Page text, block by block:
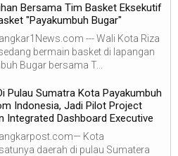
Bersama Tim Basket Eksekutif
"Payakumbuh Bugar"
--- Wali Kota Riza
bermain basket di lapangan
Bugar bersama T...
Pulau Sumatra Kota Payakumbuh
Indonesia, Jadi Pilot Project
Integrated Dashboard Executive
Kota
daerah di pulau Sumatera